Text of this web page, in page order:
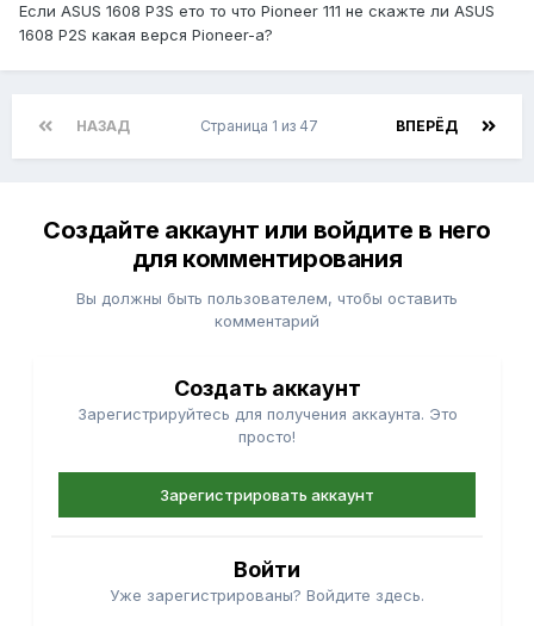
Если ASUS 1608 P3S ето то что Pioneer 111 не скажте ли ASUS
1608 P2S какая верся Pioneer-а?
НАЗАД ВПЕРЁД
Страница 1 из 47
Создайте аккаунт или войдите в него
для комментирования
Вы должны быть пользователем, чтобы оставить
комментарий
Создать аккаунт
Зарегистрируйтесь для получения аккаунта. Это
просто!
Зарегистрировать аккаунт
Войти
Уже зарегистрированы? Войдите здесь.